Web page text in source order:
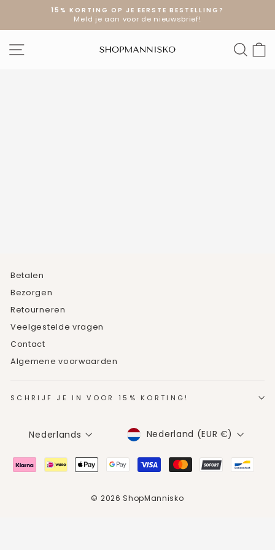
artikel
Diavoorstelling
15% KORTING OP JE EERSTE BESTELLING?
Meld je aan voor de nieuwsbrief!
SITE NAVIGATIE
Betalen
Bezorgen
Retourneren
Veelgestelde vragen
Contact
Algemene voorwaarden
SCHRIJF JE IN VOOR 15% KORTING!
TAAL
Nederlands MUNTEENHEID
Nederland (EUR €)
© 2026 ShopMannisko